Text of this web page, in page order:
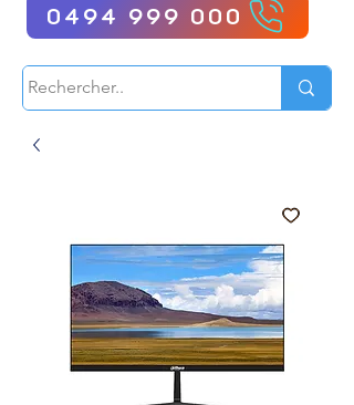
0494 999 000